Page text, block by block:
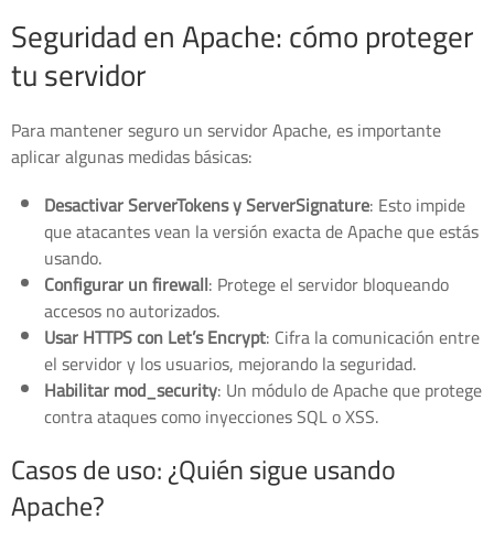
Seguridad en Apache: cómo proteger
tu servidor
Para mantener seguro un servidor Apache, es importante
aplicar algunas medidas básicas:
Desactivar ServerTokens y ServerSignature: Esto impide
que atacantes vean la versión exacta de Apache que estás
usando.
Configurar un firewall: Protege el servidor bloqueando
accesos no autorizados.
Usar HTTPS con Let’s Encrypt: Cifra la comunicación entre
el servidor y los usuarios, mejorando la seguridad.
Habilitar mod_security: Un módulo de Apache que protege
contra ataques como inyecciones SQL o XSS.
Casos de uso: ¿Quién sigue usando
Apache?